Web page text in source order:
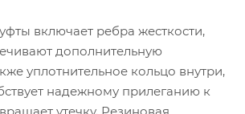
включает ребра жесткости,
дополнительную
уплотнительное кольцо внутри,
надежному прилеганию к